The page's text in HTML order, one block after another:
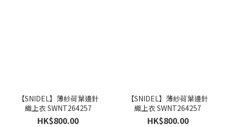
【SNIDEL】薄紗荷葉邊針
織上衣 SWNT264257
HK$800.00
【SNIDEL】薄紗荷葉邊針
織上衣 SWNT264257
HK$800.00